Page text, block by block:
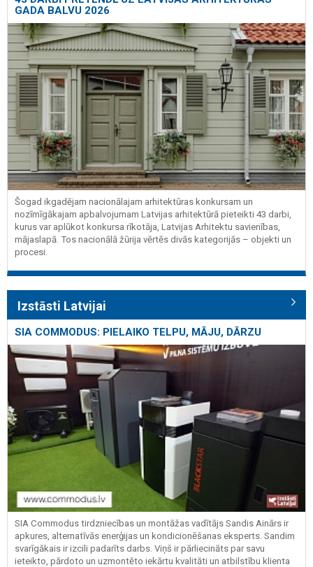
GADA BALVU 2026
Šogad ikgadējam nacionālajam arhitektūras konkursam un
nozīmīgākajam apbalvojumam Latvijas arhitektūrā pieteikti 43 darbi,
kurus var aplūkot konkursa rīkotāja, Latvijas Arhitektu savienības,
mājaslapā. Tos nacionālā žūrija vērtēs divās kategorijās – objekti un
procesi.
Izstāsti Latvijai
SIA COMMODUS: PIELAIKO TELPU, MĀJU, DĀRZU
SIA Commodus tirdzniecības un montāžas vadītājs Sandis Ainārs ir
apkures, alternatīvās enerģijas un kondicionēšanas eksperts. Sandim
svarīgākais ir izcili padarīts darbs. Viņš ir pārliecināts par savu
ieteikto, pārdoto un uzmontēto iekārtu kvalitāti un atbilstību klienta